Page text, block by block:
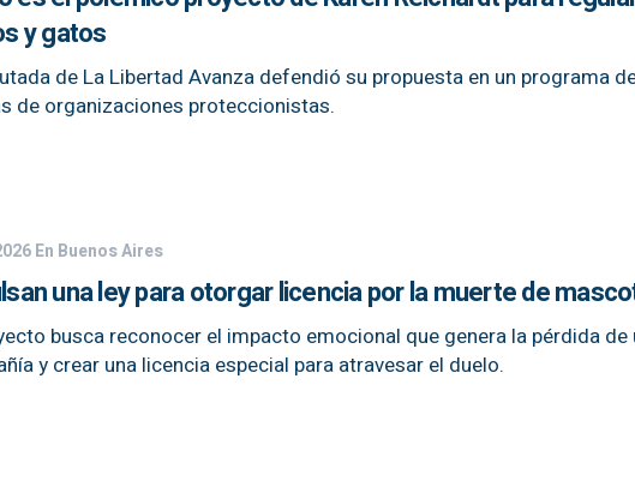
y gatos
de La Libertad Avanza defendió su propuesta en un programa
de organizaciones proteccionistas.
En Buenos Aires
una ley para otorgar licencia por la muerte de
busca reconocer el impacto emocional que genera la pérdida de
y crear una licencia especial para atravesar el duelo.